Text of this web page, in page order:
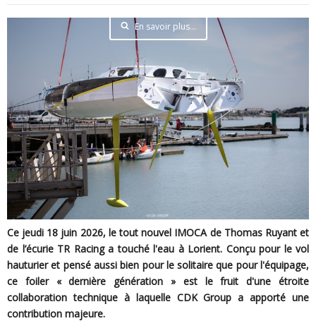
En savoir plus...
Ce jeudi 18 juin 2026, le tout nouvel IMOCA de Thomas Ruyant et
de l’écurie TR Racing a touché l'eau à Lorient. Conçu pour le vol
hauturier et pensé aussi bien pour le solitaire que pour l'équipage,
ce foiler « dernière génération » est le fruit d'une étroite
collaboration technique à laquelle CDK Group a apporté une
contribution majeure.